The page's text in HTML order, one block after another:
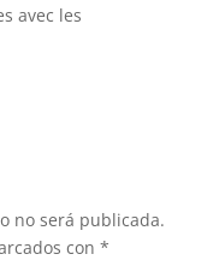
avec les
no será publicada.
con *